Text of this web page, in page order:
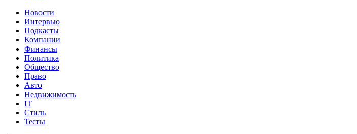
Новости
Интервью
Подкасты
Компании
Финансы
Политика
Общество
Право
Авто
Недвижимость
IT
Стиль
Тесты